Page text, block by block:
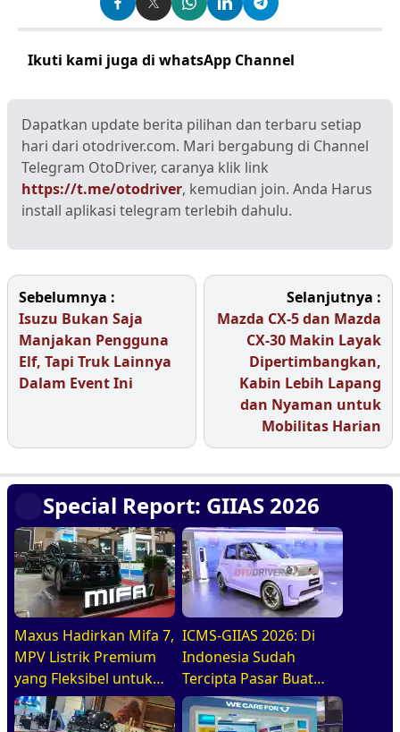
Ikuti kami juga di whatsApp Channel
Dapatkan update berita pilihan dan terbaru setiap
hari dari otodriver.com. Mari bergabung di Channel
Telegram OtoDriver, caranya klik link
https://t.me/otodriver, kemudian join. Anda Harus
install aplikasi telegram terlebih dahulu.
Sebelumnya :
Isuzu Bukan Saja
Manjakan Pengguna
Elf, Tapi Truk Lainnya
Dalam Event Ini
Selanjutnya :
Mazda CX-5 dan Mazda
CX-30 Makin Layak
Dipertimbangkan,
Kabin Lebih Lapang
dan Nyaman untuk
Mobilitas Harian
Special Report: GIIAS 2026
Maxus Hadirkan Mifa 7,
MPV Listrik Premium
yang Fleksibel untuk
Keluarga Modern Di
GIIAS 2026
ICMS-GIIAS 2026: Di
Indonesia Sudah
Tercipta Pasar Buat
BEV, HEV, Dan PHEV